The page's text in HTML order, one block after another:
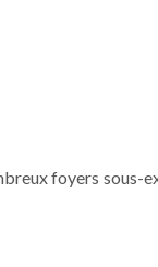
foyers sous-